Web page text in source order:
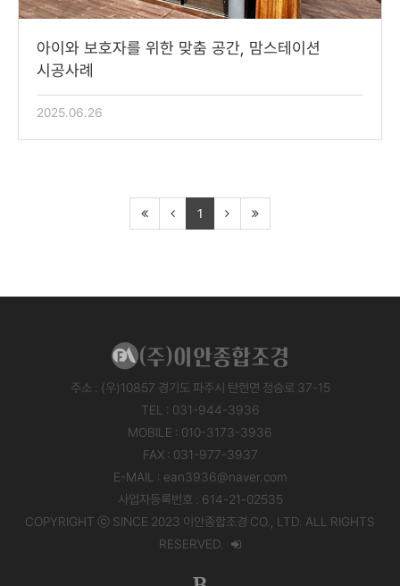
아이와 보호자를 위한 맞춤 공간, 맘스테이션
시공사례
2025.06.26
1
주소 : (우)10857 경기도 파주시 탄현면 정승로 37-15
TEL : 031-944-3936
MOBILE : 010-3173-3936
FAX : 031-977-3937
E-MAIL : ean3936@naver.com
사업자등록번호 : 614-21-02535
COPYRIGHT ⓒ SINCE 2023 이안종합조경 CO., LTD. ALL RIGHTS
RESERVED.